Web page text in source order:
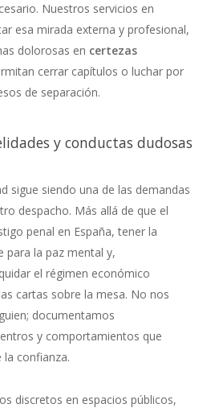
Nuestros servicios en
esa mirada externa y profesional,
dolorosas en certezas
cerrar capítulos o luchar por
de separación.
y conductas dudosas
sigue siendo una de las demandas
despacho. Más allá de que el
penal en España, tener la
para la paz mental y,
el régimen económico
cartas sobre la mesa. No nos
documentamos
y comportamientos que
la confianza.
discretos en espacios públicos,